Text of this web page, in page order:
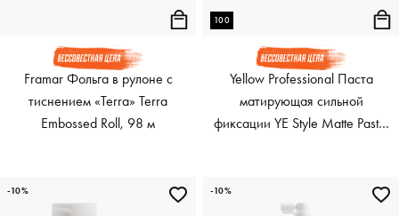
Framar Фольга в рулоне с
тиснением «Terra» Terra
Embossed Roll, 98 м
100
Yellow Professional Паста
матирующая сильной
фиксации YE Style Matte Paste,
-10% -10%